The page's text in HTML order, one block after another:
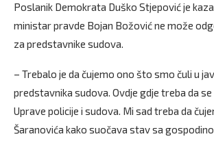
Poslanik Demokrata Duško Stjepović je
ministar pravde Bojan Božović ne može
za predstavnike sudova.
– Trebalo je da čujemo ono što smo čuli u
predstavnika sudova. Ovdje gdje treba da
Uprave policije i sudova. Mi sad treba da
Šaranovića kako suočava stav sa